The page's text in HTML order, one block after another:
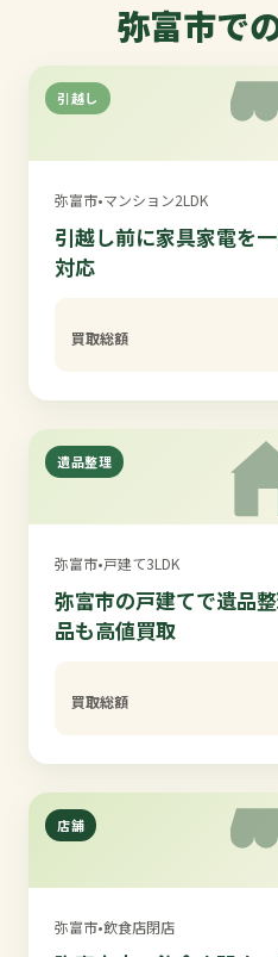
弥富市で
引越し
弥富市•マンション2LDK
引越し前に家具家電を
対応
買取総額
遺品整理
弥富市•戸建て3LDK
弥富市の戸建てで遺品
品も高値買取
買取総額
店舗
弥富市•飲食店閉店